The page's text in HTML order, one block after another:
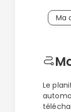
Ma
Le